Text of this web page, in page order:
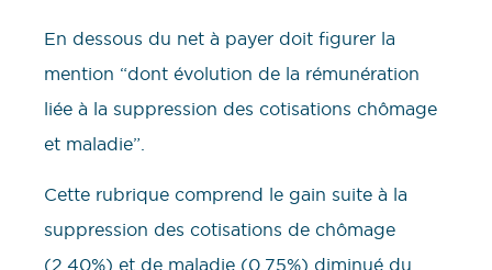
En dessous du net à payer doit figurer la
mention “dont évolution de la rémunération
liée à la suppression des cotisations chômage
et maladie”.
Cette rubrique comprend le gain suite à la
suppression des cotisations de chômage
(2.40%) et de maladie (0.75%) diminué du